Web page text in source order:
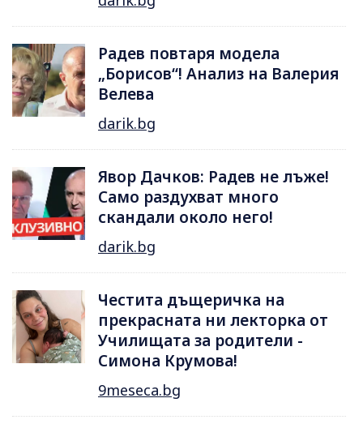
Радев повтаря модела
„Борисов“! Анализ на Валерия
Велева
darik.bg
Явор Дачков: Радев не лъже!
Само раздухват много
скандали около него!
darik.bg
Честита дъщеричка на
прекрасната ни лекторка от
Училищата за родители -
Симона Крумова!
9meseca.bg